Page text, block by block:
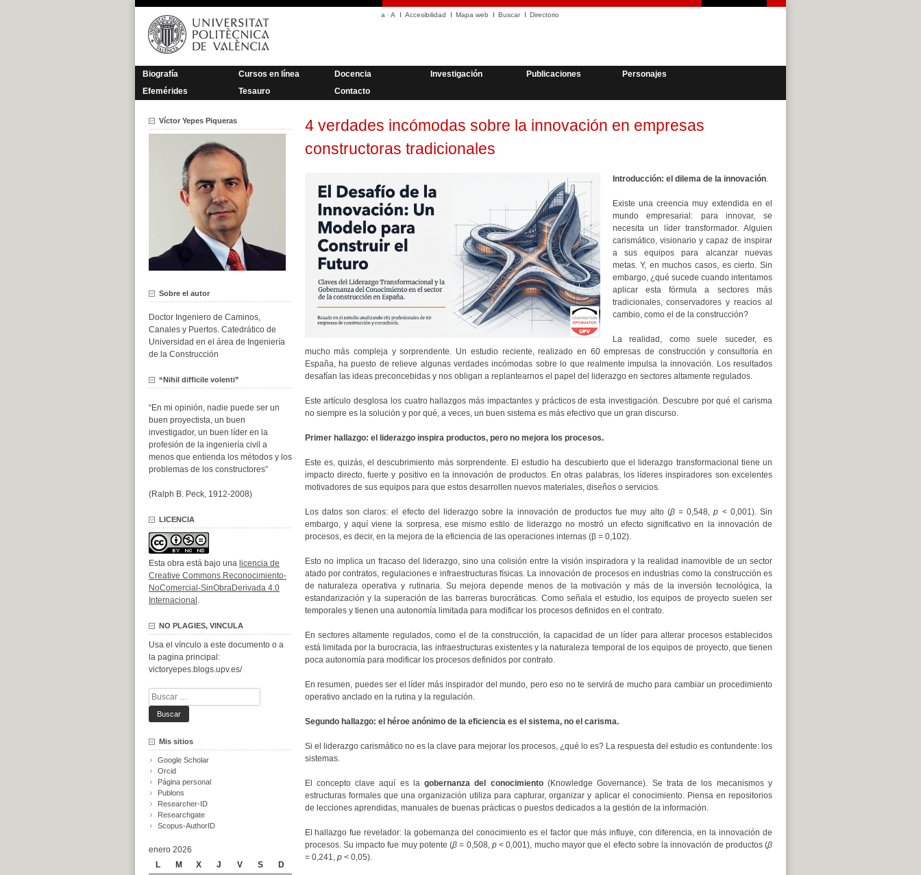
Saltar
contenido
a ·A Accesibilidad Mapa web Buscar Directorio
Biografía Cursos en línea Docencia Investigación Publicaciones
Personajes
Efemérides
Tesauro Contacto
4 verdades incómodas sobre la innovación en empresas
constructoras tradicionales
Introducción: el dilema de la innovación.
Existe una creencia muy extendida en el
mundo empresarial: para innovar, se
necesita un líder transformador. Alguien
carismático, visionario y capaz de inspirar
a sus equipos para alcanzar nuevas
metas. Y, en muchos casos, es cierto. Sin
embargo, ¿qué sucede cuando intentamos
aplicar esta fórmula a sectores más
tradicionales, conservadores y reacios al
cambio, como el de la construcción?
La realidad, como suele suceder, es
mucho más compleja y sorprendente. Un estudio reciente, realizado en 60 empresas de construcción y consultoría en
España, ha puesto de relieve algunas verdades incómodas sobre lo que realmente impulsa la innovación. Los resultados
desafían las ideas preconcebidas y nos obligan a replantearnos el papel del liderazgo en sectores altamente regulados.
Este artículo desglosa los cuatro hallazgos más impactantes y prácticos de esta investigación. Descubre por qué el carisma
no siempre es la solución y por qué, a veces, un buen sistema es más efectivo que un gran discurso.
Primer hallazgo: el liderazgo inspira productos, pero no mejora los procesos.
Este es, quizás, el descubrimiento más sorprendente. El estudio ha descubierto que el liderazgo transformacional tiene un
impacto directo, fuerte y positivo en la innovación de productos. En otras palabras, los líderes inspiradores son excelentes
motivadores de sus equipos para que estos desarrollen nuevos materiales, diseños o servicios.
Los datos son claros: el efecto del liderazgo sobre la innovación de productos fue muy alto (β= 0,548,p < 0,001). Sin
embargo, y aquí viene la sorpresa, ese mismo estilo de liderazgo no mostró un efecto significativo en la innovación de
procesos, es decir, en la mejora de la eficiencia de las operaciones internas (β = 0,102).
Esto no implica un fracaso del liderazgo, sino una colisión entre la visión inspiradora y la realidad inamovible de un sector
atado por contratos, regulaciones e infraestructuras físicas. La innovación de procesos en industrias como la construcción es
de naturaleza operativa y rutinaria. Su mejora depende menos de la motivación y más de la inversión tecnológica, la
estandarización y la superación de las barreras burocráticas. Como señala el estudio, los equipos de proyecto suelen ser
temporales y tienen una autonomía limitada para modificar los procesos definidos en el contrato.
En sectores altamente regulados, como el de la construcción, la capacidad de un líder para alterar procesos establecidos
está limitada por la burocracia, las infraestructuras existentes y la naturaleza temporal de los equipos de proyecto, que tienen
poca autonomía para modificar los procesos definidos por contrato.
En resumen, puedes ser el líder más inspirador del mundo, pero eso no te servirá de mucho para cambiar un procedimiento
operativo anclado en la rutina y la regulación.
Segundo hallazgo: el héroe anónimo de la eficiencia es el sistema, no el carisma.
Si el liderazgo carismático no es la clave para mejorar los procesos, ¿qué lo es? La respuesta del estudio es contundente: los
sistemas.
El concepto clave aquí es lagobernanza del conocimiento(Knowledge Governance). Se trata de los mecanismos y
estructuras formales que una organización utiliza para capturar, organizar y aplicar el conocimiento. Piensa en repositorios
de lecciones aprendidas, manuales de buenas prácticas o puestos dedicados a la gestión de la información.
El hallazgo fue revelador: la gobernanza del conocimiento es el factor que más influye, con diferencia, en la innovación de
procesos. Su impacto fue muy potente (β = 0,508, p< 0,001), mucho mayor que el efecto sobre la innovación de productos (β
= 0,241, p< 0,05).
Víctor Yepes Piqueras
Sobre el autor
Doctor Ingeniero de Caminos,
Canales y Puertos. Catedrático de
Universidad en el área de Ingeniería
de la Construcción
“Nihil difficile volenti”
“En mi opinión, nadie puede ser un
buen proyectista, un buen
investigador, un buen líder en la
profesión de la ingeniería civil a
menos que entienda los métodos y los
problemas de los constructores”
(Ralph B. Peck, 1912-2008)
LICENCIA
Esta obra está bajo una licencia de
Creative Commons Reconocimiento-
NoComercial-SinObraDerivada 4.0
Internacional .
NO PLAGIES, VINCULA
Usa el vínculo a este documento o a
la pagina principal:
victoryepes.blogs.upv.es/
Buscar:
Mis sitios
Google Scholar
Orcid
Página personal
Publons
Researcher-ID
Researchgate
Scopus-AuthorID
enero 2026
L
M X J V S
D